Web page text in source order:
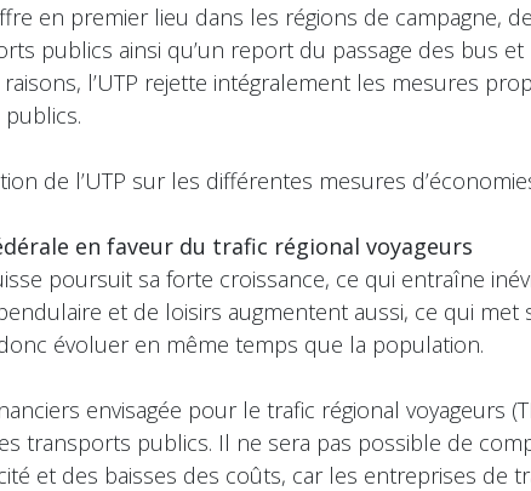
en premier lieu dans les régions de campagne,
publics ainsi qu’un report du passage des bus
l’UTP rejette intégralement les mesures
de l’UTP sur les différentes mesures
en faveur du trafic régional voyageurs
poursuit sa forte croissance, ce qui entraîne
et de loisirs augmentent aussi, ce qui
évoluer en même temps que la population.
envisagée pour le trafic régional voyageurs
transports publics. Il ne sera pas possible de
et des baisses des coûts, car les entreprises de